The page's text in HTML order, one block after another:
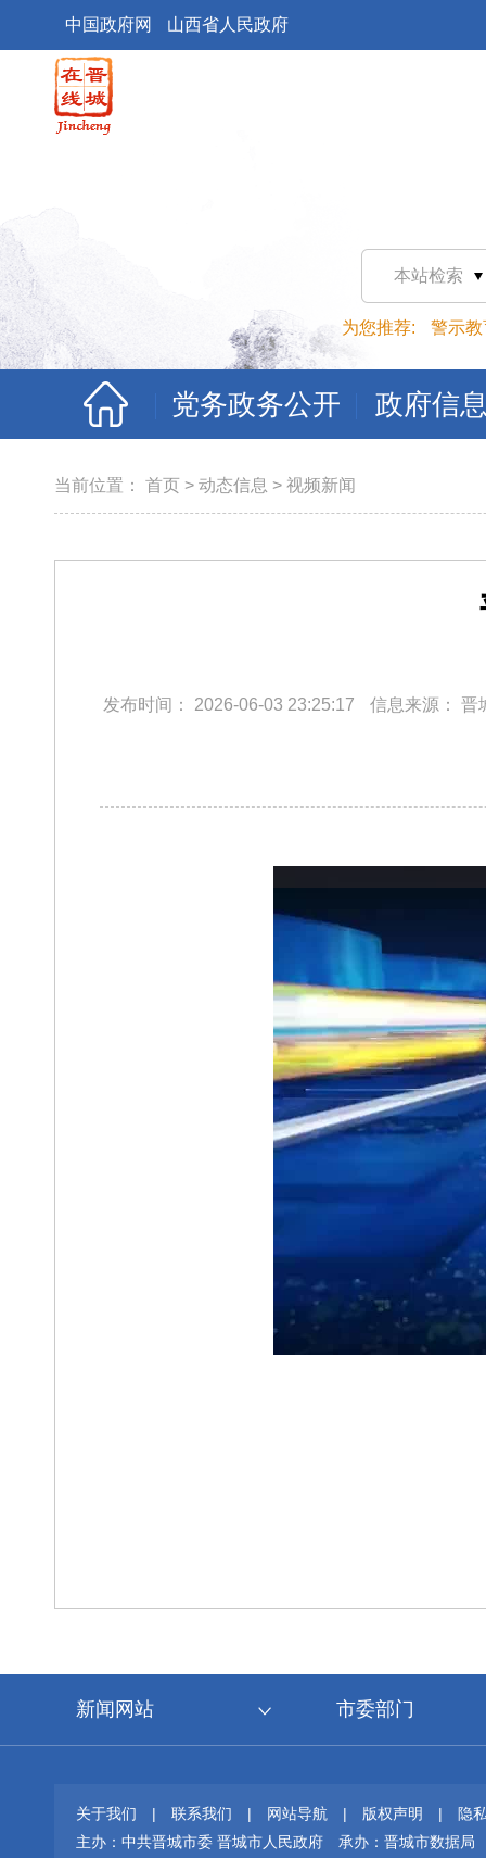
中国政府网 山西省人民政府
本站检索
为您推荐: 警示教
党务政务公开 政府信
当前位置： 首页 > 动态信息 > 视频新闻
发布时间： 2026-06-03 23:25:17 信息来源： 晋
新闻网站 市委部门
关于我们 | 联系我们 | 网站导航 | 版权声明 |
隐
主办：中共晋城市委 晋城市人民政府
承办：晋城市数据局